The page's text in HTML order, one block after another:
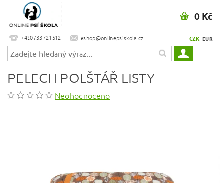
+420733721512 eshop@onlinepsiskola.cz CZK EUR
0 Kč
PELECH POLŠTÁŘ LISTY
Neohodnoceno